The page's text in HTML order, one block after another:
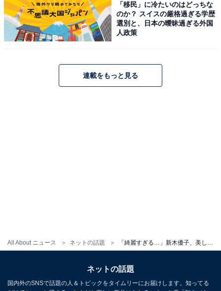
All About ニュース ネットの話題
「移民」に冷たいのはどっちな
のか？ スイスの厳格過ぎる学歴
選別と、日本の曖昧過ぎる外国
人政策
連載をもっと見る
ネットの話題
国内外のSNSで話題の人＆トピックをタイムリーにお届けします。知ってる